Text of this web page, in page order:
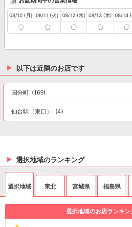
08/10 (月)
〇
08/11 (火)
〇
08/12 (水)
〇
08/13 (木)
〇
08/14 (
〇
以下は近隣のお店です
国分町 (169)
仙台駅（東口） (4)
選択地域のランキング
選択地域 東北 宮城県 福島県
選択地域のお店ランキン